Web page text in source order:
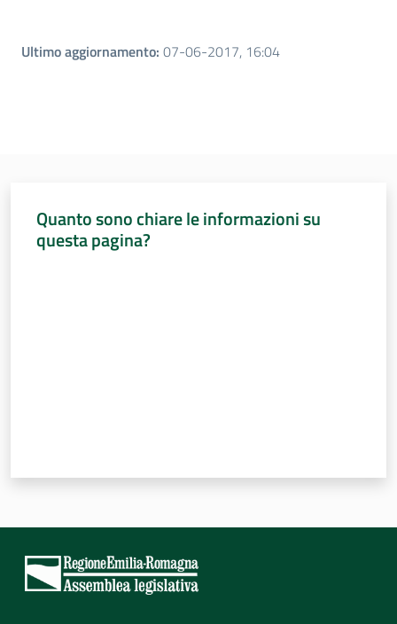
Ultimo aggiornamento: 07-06-2017, 16:04
Quanto sono chiare le informazioni su
questa pagina?